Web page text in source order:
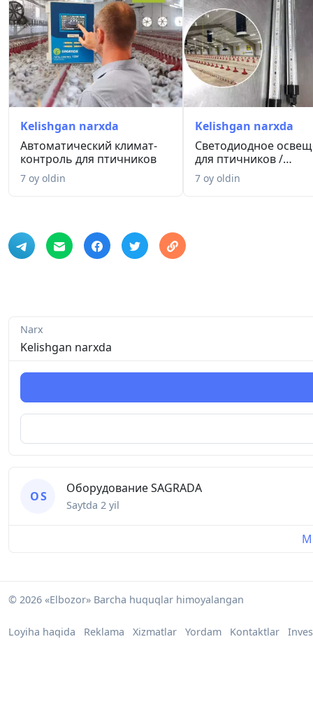
Kelishgan narxda
Автоматический климат-
контроль для птичников
7 oy oldin
Kelishgan narxda
Светодиодное
для птичников /
Parrandachi...
7 oy oldin
Narx
Kelishgan narxda
О S
Оборудование SAGRADA
Saytda 2 yil
© 2026 «Elbozor» Barcha huquqlar himoyalangan
Loyiha haqida Reklama Xizmatlar Yordam Kontaktlar